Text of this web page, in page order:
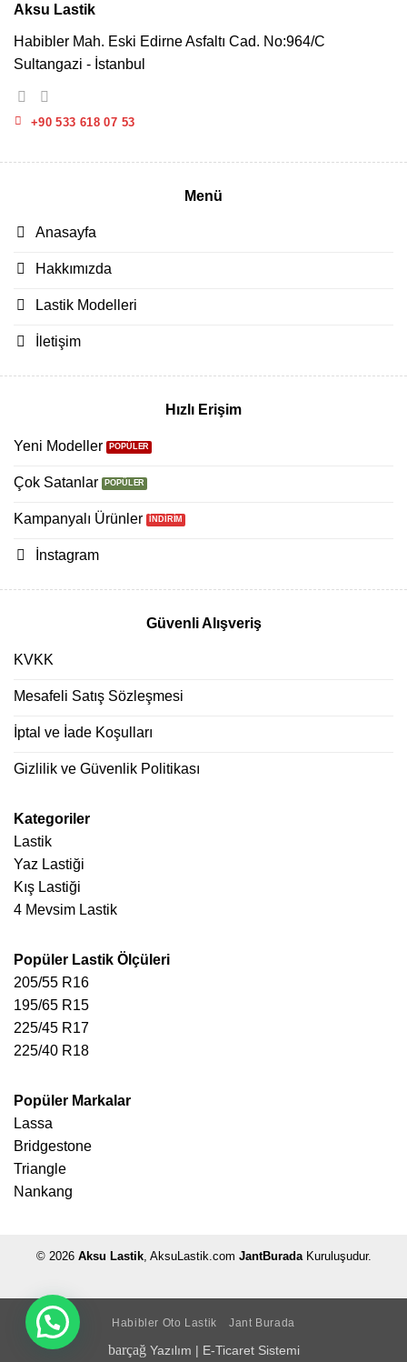
Aksu Lastik
Habibler Mah. Eski Edirne Asfaltı Cad. No:964/C
Sultangazi - İstanbul
+90 533 618 07 53
Menü
Anasayfa
Hakkımızda
Lastik Modelleri
İletişim
Hızlı Erişim
Yeni Modeller
Çok Satanlar
Kampanyalı Ürünler
İnstagram
Güvenli Alışveriş
KVKK
Mesafeli Satış Sözleşmesi
İptal ve İade Koşulları
Gizlilik ve Güvenlik Politikası
Kategoriler
Lastik
Yaz Lastiği
Kış Lastiği
4 Mevsim Lastik
Popüler Lastik Ölçüleri
205/55 R16
195/65 R15
225/45 R17
225/40 R18
Popüler Markalar
Lassa
Bridgestone
Triangle
Nankang
© 2026 Aksu Lastik, AksuLastik.com JantBuradaKuruluşudur.
Habibler Oto Lastik Jant Burada
barçağ Yazılım | E-Ticaret Sistemi